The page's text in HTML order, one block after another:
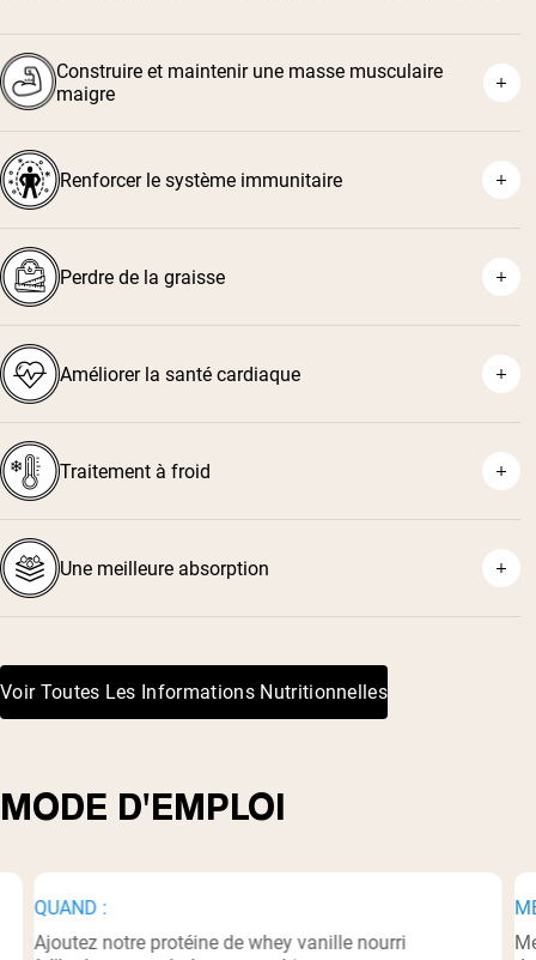
Construire et maintenir une masse musculaire
maigre
¹
²
Renforcer le système immunitaire
⁵
Perdre de la graisse
Améliorer la santé cardiaque
⁷
Traitement à froid
Une meilleure absorption
Voir Toutes Les Informations Nutritionnelles
MODE D'EMPLOI
QUAND :
Ajoutez notre protéine de whey vanille nourri